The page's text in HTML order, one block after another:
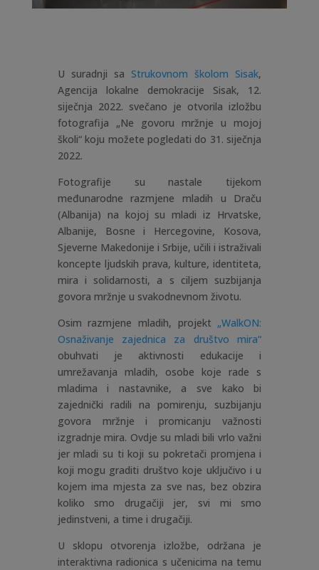
U suradnji saStrukovnom školom Sisak,
Agencija lokalne demokracije Sisak, 12.
siječnja 2022. svečano je otvorila izložbu
fotografija „Ne govoru mržnje u mojoj
školi“ koju možete pogledati do 31. siječnja
2022.
Fotografije su nastale tijekom
međunarodne razmjene mladih u Draču
(Albanija) na kojoj su mladi iz Hrvatske,
Albanije, Bosne i Hercegovine, Kosova,
Sjeverne Makedonije i Srbije, učili i istraživali
koncepte ljudskih prava, kulture, identiteta,
mira i solidarnosti, a s ciljem suzbijanja
govora mržnje u svakodnevnom životu.
Osim razmjene mladih, projekt „WalkON:
Osnaživanje zajednica za društvo mira“
obuhvati je aktivnosti edukacije i
umrežavanja mladih, osobe koje rade s
mladima i nastavnike, a sve kako bi
zajednički radili na pomirenju, suzbijanju
govora mržnje i promicanju važnosti
izgradnje mira. Ovdje su mladi bili vrlo važni
jer mladi su ti koji su pokretači promjena i
koji mogu graditi društvo koje uključivo i u
kojem ima mjesta za sve nas, bez obzira
koliko smo drugačiji jer, svi mi smo
jedinstveni, a time i drugačiji.
U sklopu otvorenja izložbe, održana je
interaktivna radionica s učenicima na temu